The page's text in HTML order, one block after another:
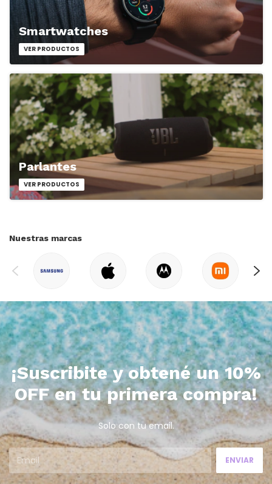
Smartwatches
VER PRODUCTOS
Parlantes
VER PRODUCTOS
Nuestras marcas
¡Suscribite y obtené un 10%
OFF en tu primera compra!
Solo con tu email.